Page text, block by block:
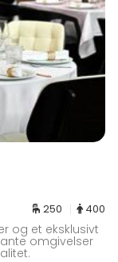
250 400
og et eksklusivt
omgivelser